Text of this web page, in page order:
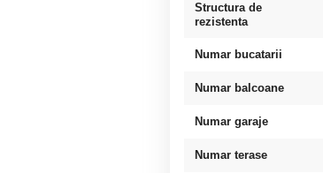
Structura de
rezistenta
Numar bucatarii
Numar balcoane
Numar garaje
Numar terase